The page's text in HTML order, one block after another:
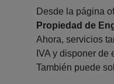
Desde la página
Propiedad de
Ahora, servicios
IVA y disponer
También puede